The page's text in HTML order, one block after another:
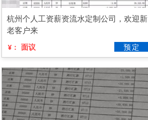
杭州个人工资薪资流水定制公司，欢迎新
老客户来
¥： 面议 预定